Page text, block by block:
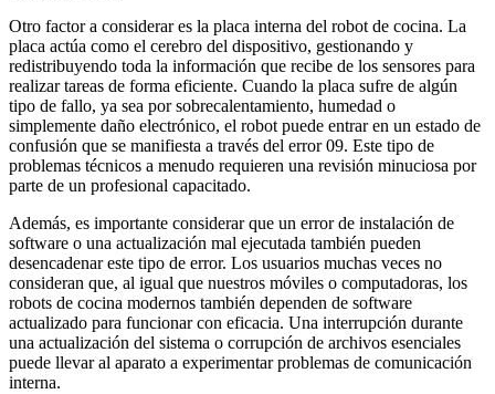
Otro factor a considerar es la placa interna del robot de cocina. La
placa actúa como el cerebro del dispositivo, gestionando y
redistribuyendo toda la información que recibe de los sensores para
realizar tareas de forma eficiente. Cuando la placa sufre de algún
tipo de fallo, ya sea por sobrecalentamiento, humedad o
simplemente daño electrónico, el robot puede entrar en un estado de
confusión que se manifiesta a través del error 09. Este tipo de
problemas técnicos a menudo requieren una revisión minuciosa por
parte de un profesional capacitado.
Además, es importante considerar que un error de instalación de
software o una actualización mal ejecutada también pueden
desencadenar este tipo de error. Los usuarios muchas veces no
consideran que, al igual que nuestros móviles o computadoras, los
robots de cocina modernos también dependen de software
actualizado para funcionar con eficacia. Una interrupción durante
una actualización del sistema o corrupción de archivos esenciales
puede llevar al aparato a experimentar problemas de comunicación
interna.